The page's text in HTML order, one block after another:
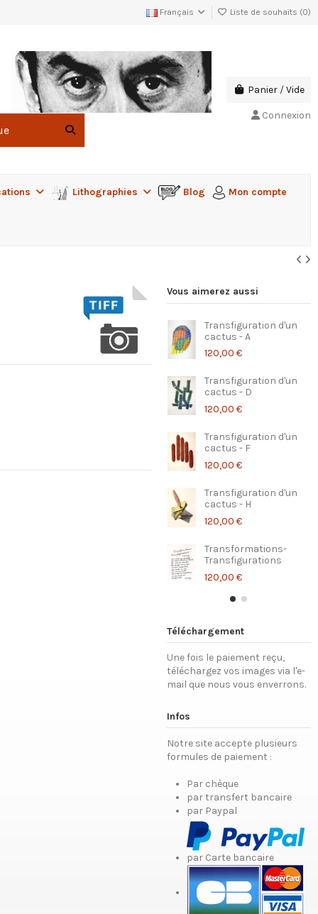
Français Liste de souhaits (0)
Panier /Vide
Connexion
Lithographies Blog Mon compte
Vous aimerez aussi
Transfiguration d'un
cactus - A
120,00 €
Transfiguration d'un
cactus - D
120,00 €
Transfiguration d'un
cactus - F
120,00 €
Transfiguration d'un
cactus - H
120,00 €
Transformations-
Transfigurations
120,00 €
Téléchargement
Une fois le paiement reçu,
téléchargez vos images via l'e-
mail que nous vous enverrons.
Infos
Notre site accepte plusieurs
formules de paiement :
Par chèque
par transfert bancaire
par Paypal
par Carte bancaire